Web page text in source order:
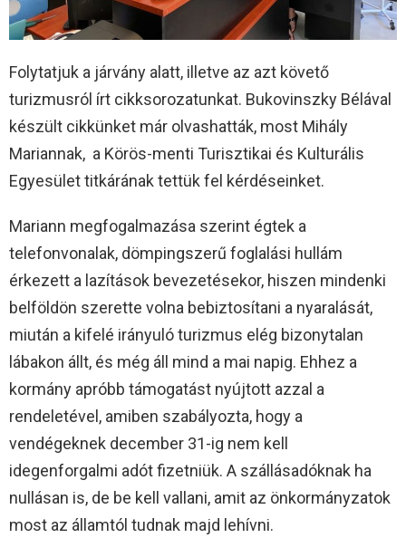
Folytatjuk a járvány alatt, illetve az azt követő
turizmusról írt cikksorozatunkat. Bukovinszky Bélával
készült cikkünket már olvashatták, most Mihály
Mariannak, a Körös-menti Turisztikai és Kulturális
Egyesület titkárának tettük fel kérdéseinket.
Mariann megfogalmazása szerint égtek a
telefonvonalak, dömpingszerű foglalási hullám
érkezett a lazítások bevezetésekor, hiszen mindenki
belföldön szerette volna bebiztosítani a nyaralását,
miután a kifelé irányuló turizmus elég bizonytalan
lábakon állt, és még áll mind a mai napig. Ehhez a
kormány apróbb támogatást nyújtott azzal a
rendeletével, amiben szabályozta, hogy a
vendégeknek december 31-ig nem kell
idegenforgalmi adót fizetniük. A szállásadóknak ha
nullásan is, de be kell vallani, amit az önkormányzatok
most az államtól tudnak majd lehívni.